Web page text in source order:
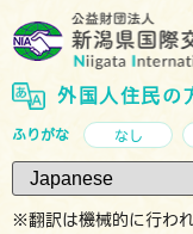
外国人住民の
ふりがな なし
※翻訳は機械的に行わ